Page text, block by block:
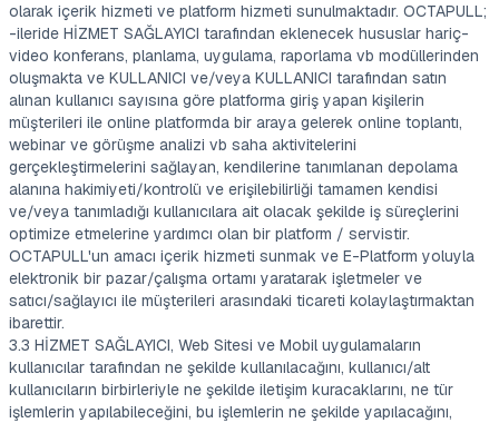
olarak içerik hizmeti ve platform hizmeti sunulmaktadır. OCTAPULL;
-ileride HİZMET SAĞLAYICI tarafından eklenecek hususlar hariç-
video konferans, planlama, uygulama, raporlama vb modüllerinden
oluşmakta ve KULLANICI ve/veya KULLANICI tarafından satın
alınan kullanıcı sayısına göre platforma giriş yapan kişilerin
müşterileri ile online platformda bir araya gelerek online toplantı,
webinar ve görüşme analizi vb saha aktivitelerini
gerçekleştirmelerini sağlayan, kendilerine tanımlanan depolama
alanına hakimiyeti/kontrolü ve erişilebilirliği tamamen kendisi
ve/veya tanımladığı kullanıcılara ait olacak şekilde iş süreçlerini
optimize etmelerine yardımcı olan bir platform / servistir.
OCTAPULL'un amacı içerik hizmeti sunmak ve E-Platform yoluyla
elektronik bir pazar/çalışma ortamı yaratarak işletmeler ve
satıcı/sağlayıcı ile müşterileri arasındaki ticareti kolaylaştırmaktan
ibarettir.
3.3 HİZMET SAĞLAYICI, Web Sitesi ve Mobil uygulamaların
kullanıcılar tarafından ne şekilde kullanılacağını, kullanıcı/alt
kullanıcıların birbirleriyle ne şekilde iletişim kuracaklarını, ne tür
işlemlerin yapılabileceğini, bu işlemlerin ne şekilde yapılacağını,